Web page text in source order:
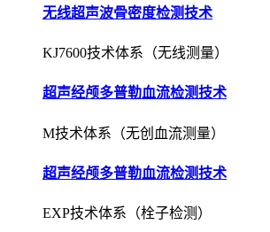
无线超声波骨密度检测技术
KJ7600技术体系（无线测量）
超声经颅多普勒血流检测技术
M技术体系（无创血流测量）
超声经颅多普勒血流检测技术
EXP技术体系（栓子检测）